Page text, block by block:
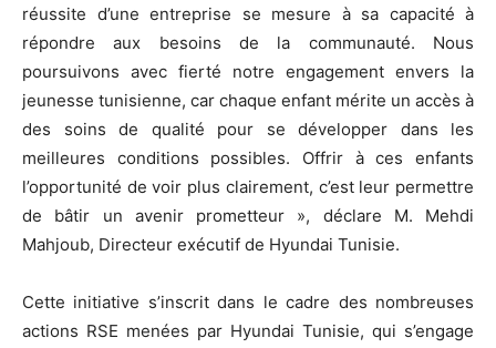
réussite d’une entreprise se mesure à sa capacité à
répondre aux besoins de la communauté. Nous
poursuivons avec fierté notre engagement envers la
jeunesse tunisienne, car chaque enfant mérite un accès à
des soins de qualité pour se développer dans les
meilleures conditions possibles. Offrir à ces enfants
l’opportunité de voir plus clairement, c’est leur permettre
de bâtir un avenir prometteur », déclare M. Mehdi
Mahjoub, Directeur exécutif de Hyundai Tunisie.
Cette initiative s’inscrit dans le cadre des nombreuses
actions RSE menées par Hyundai Tunisie, qui s’engage